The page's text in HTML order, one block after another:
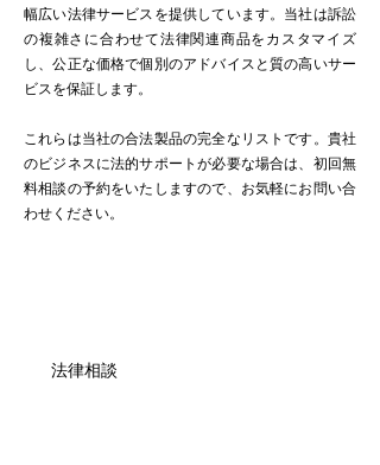
幅広い法律サービスを提供しています。当社は訴訟
の複雑さに合わせて法律関連商品をカスタマイズ
し、公正な価格で個別のアドバイスと質の高いサー
ビスを保証します。
これらは当社の合法製品の完全なリストです。貴社
のビジネスに法的サポートが必要な場合は、初回無
料相談の予約をいたしますので、お気軽にお問い合
わせください。
法律相談